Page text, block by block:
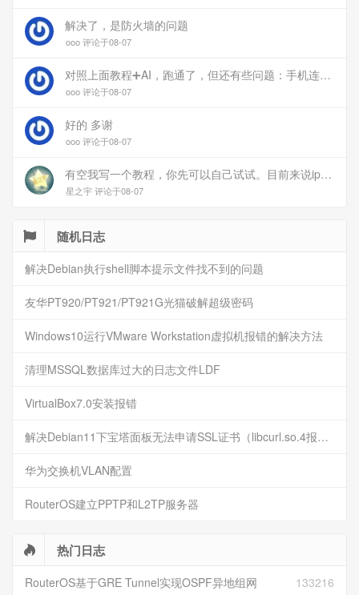
解决了，是防火墙的问题
ooo 评论于08-07
对照上面教程➕AI，跑通了，但还有些问题：手机连上vpn后，部分家里内网的服务能访问（内网的Debian服务器可以），部分不能(routeros网页），不知道问题出在哪
ooo 评论于08-07
好的 多谢
ooo 评论于08-07
有空我写一个教程，你先可以自己试试。目前来说ipv6应该没问题的。
星之宇 评论于08-07
随机日志
解决Debian执行shell脚本提示文件找不到的问题
友华PT920/PT921/PT921G光猫破解超级密码
Windows10运行VMware Workstation虚拟机报错的解决方法
清理MSSQL数据库过大的日志文件LDF
VirtualBox7.0安装报错
解决Debian11下宝塔面板无法申请SSL证书（libcurl.so.4报错）
华为交换机VLAN配置
RouterOS建立PPTP和L2TP服务器
热门日志
133216
RouterOS基于GRE Tunnel实现OSPF异地组网